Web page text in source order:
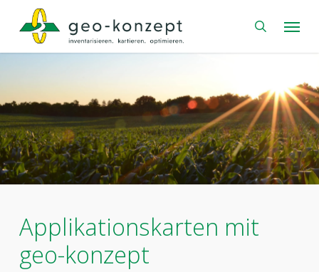
search
Menu
Applikationskarten mit
geo-konzept